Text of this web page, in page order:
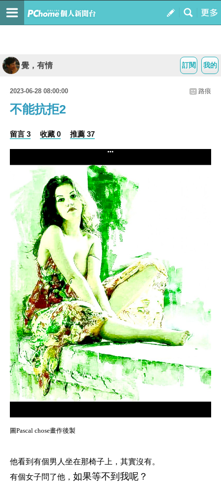
我的
訂閱
覺，有情
2023-06-28 08:00:00 路痕
不能抗拒2
留言 3 收藏 0 推薦 37
圖Pascal chose畫作後製
他看到有個男人坐在那椅子上，其實沒有。
有個女子問了他， 如果等不到我呢？